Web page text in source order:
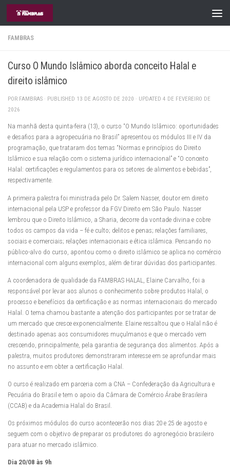
Skip to content
FAMBRAS
Curso O Mundo Islâmico aborda conceito Halal e
direito islâmico
POR FAMBRAS · PUBLISHED 13 DE AGOSTO DE 2020 · UPDATED 4 DE FEVEREIRO DE
2026
Na manhã desta quinta-feira (13), o curso “O Mundo Islâmico: oportunidades
e desafios para a agropecuária no Brasil” apresentou os módulos III e IV da
programação, que trataram dos temas “Normas e princípios do Direito
Islâmico e sua relação com o sistema jurídico internacional” e “O conceito
Halal: certificações e regulamentos para os setores de alimentos e bebidas”,
respectivamente.
A primeira palestra foi ministrada pelo Dr. Salem Nasser, doutor em direito
internacional pela USP e professor da FGV Direito em São Paulo. Nasser
lembrou que o Direito Islâmico, a Sharia, decorre da vontade divina e cobre
todos os campos da vida – fé e culto; delitos e penas; relações familiares,
sociais e comerciais; relações internacionais e ética islâmica. Pensando no
público-alvo do curso, apontou como o direito islâmico se aplica no comércio
internacional com alguns exemplos, além de tirar dúvidas dos participantes.
A coordenadora de qualidade da FAMBRAS HALAL, Elaine Carvalho, foi a
responsável por levar aos alunos o conhecimento sobre produtos Halal, o
processo e benefícios da certificação e as normas internacionais do mercado
Halal. O tema chamou bastante a atenção dos participantes por se tratar de
um mercado que cresce exponencialmente. Elaine ressaltou que o Halal não é
destinado apenas aos consumidores muçulmanos e que o mercado vem
crescendo, principalmente, pela garantia de segurança dos alimentos. Após a
palestra, muitos produtores demonstraram interesse em se aprofundar mais
no assunto e em obter a certificação Halal.
O curso é realizado em parceria com a CNA – Confederação da Agricultura e
Pecuária do Brasil e tem o apoio da Câmara de Comércio Árabe Brasileira
(CCAB) e da Academia Halal do Brasil.
Os próximos módulos do curso acontecerão nos dias 20 e 25 de agosto e
seguem com o objetivo de preparar os produtores do agronegócio brasileiro
para atuar no mercado islâmico.
Dia 20/08 às 9h